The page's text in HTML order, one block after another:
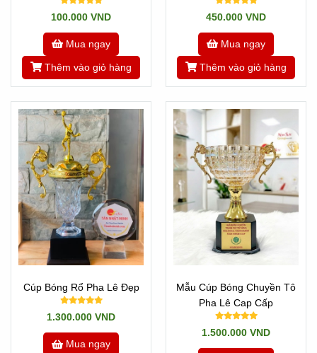
Nhật Minh
100.000 VND
Mua ngay
Thêm vào giỏ hàng
450.000 VND
Mua ngay
Thêm vào giỏ hàng
Cúp Bóng Rổ Pha Lê Đẹp
1.300.000 VND
Mua ngay
Mẫu Cúp Bóng Chuyền Tô
Pha Lê Cap Cấp
1.500.000 VND